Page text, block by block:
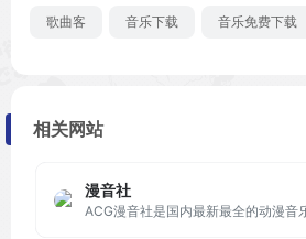
歌曲客 音乐下载 音乐免费下载
相关网站
漫音社